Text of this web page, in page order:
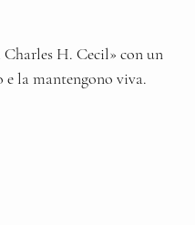
H. Cecil» con un
la mantengono viva.